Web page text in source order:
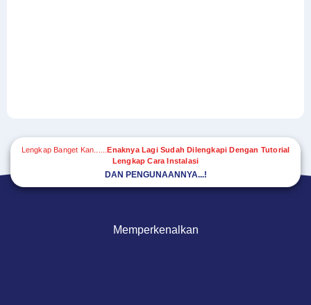
Lengkap Banget Kan......Enaknya Lagi Sudah Dilengkapi Dengan Tutorial
Lengkap Cara Instalasi
DAN PENGUNAANNYA...!
Memperkenalkan